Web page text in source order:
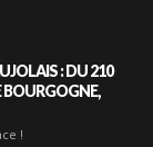
: DU 210
BOURGOGNE,
!